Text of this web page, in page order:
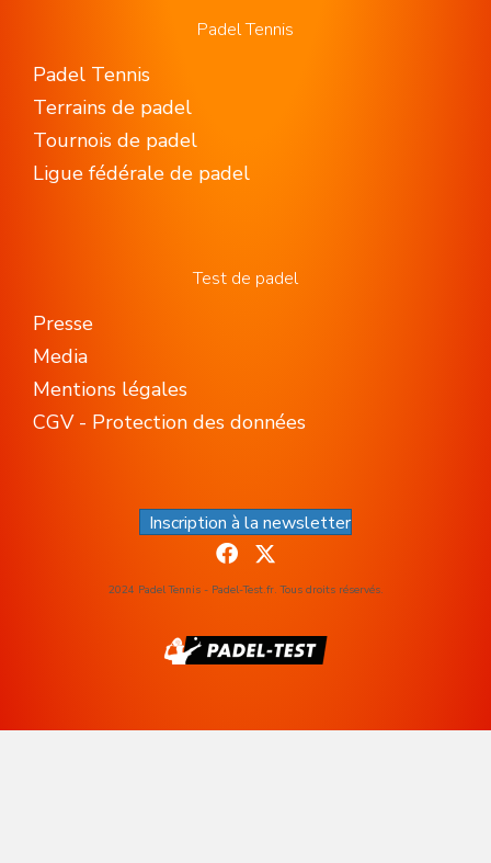
Padel Tennis
Padel Tennis
Terrains de padel
Tournois de padel
Ligue fédérale de padel
Test de padel
Presse
Media
Mentions légales
CGV - Protection des données
Inscription à la newsletter
2024 Padel Tennis - Padel-Test.fr. Tous droits réservés.